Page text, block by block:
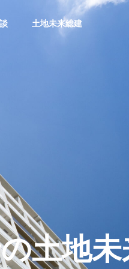
土地未来総建
土地売却土地未